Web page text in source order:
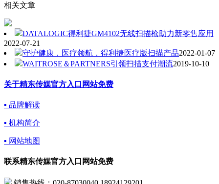
相关文章
DATALOGIC得利捷GM4102无线扫描枪助力新零售应用
2022-07-21
守护健康，医疗领航，得利捷医疗版扫描产品2022-01-07
WAITROSE＆PARTNERS引领扫描支付潮流2019-10-10
关于精东传媒官方入口网站免费
▪ 品牌解读
▪ 机构简介
▪ 网站地图
联系精东传媒官方入口网站免费